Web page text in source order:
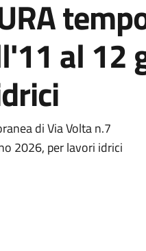
al 12
di Via Volta n.7
2026, per lavori idrici